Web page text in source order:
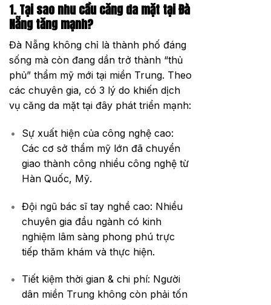
1. Tại sao nhu cầu căng da mặt tại Đà
Nẵng tăng mạnh?
Đà Nẵng không chỉ là thành phố đáng
sống mà còn đang dần trở thành “thủ
phủ” thẩm mỹ mới tại miền Trung. Theo
các chuyên gia, có 3 lý do khiến dịch
vụ căng da mặt tại đây phát triển mạnh:
Sự xuất hiện của công nghệ cao:
Các cơ sở thẩm mỹ lớn đã chuyển
giao thành công nhiều công nghệ từ
Hàn Quốc, Mỹ.
Đội ngũ bác sĩ tay nghề cao: Nhiều
chuyên gia đầu ngành có kinh
nghiệm lâm sàng phong phú trực
tiếp thăm khám và thực hiện.
Tiết kiệm thời gian & chi phí: Người
dân miền Trung không còn phải tốn